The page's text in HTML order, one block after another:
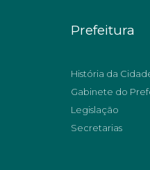
Prefeitura
História da
Gabinete do
Legislação
Secretarias